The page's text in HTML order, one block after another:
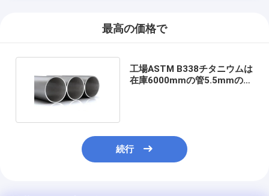
最高の価格で
工場ASTM B338チタニウムは
在庫6000mmの管5.5mmの厚
続行